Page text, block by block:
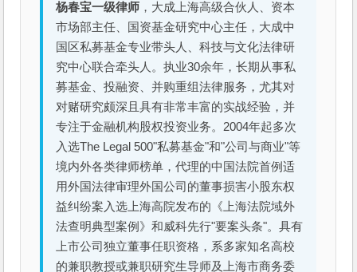
杨春宝一级律师 ，大成上海高级合伙人、资本
市场部主任、国资基金研究中心主任，大成中
国区私募基金专业带头人、科技与文化法律研
究中心联合牵头人。执业30余年，长期从事私
募基金、投融资、并购重组法律服务，尤其对
对赌研究颇深且具有非常丰富的实战经验，并
专注于金融机构股权投资业务。2004年起多次
入选The Legal 500"私募基金"和"公司与商业"等
境内外各类律师榜单，代理的中国法院首例适
用外国法律审理外国公司的董事损害小股东权
益纠纷案入选上海高院发布的《上海法院域外
法查明典型案例》和威科先行"要案头条"。具有
上市公司独立董事任职资格，系多家知名高校
的兼职教授或兼职研究生导师及上海市商务委